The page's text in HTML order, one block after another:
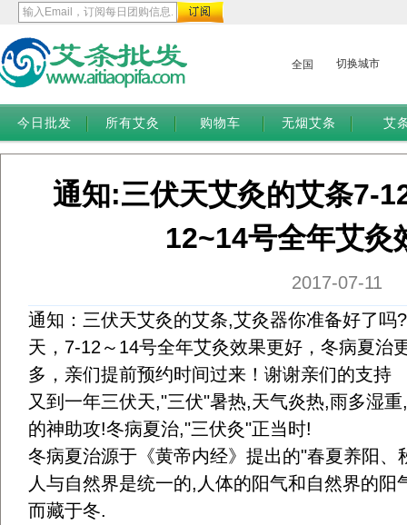
全国 切换城市
今日批发 所有艾灸 购物车 无烟艾条 艾
通知:三伏天艾灸的艾条7-
12~14号全年艾灸
2017-07-11
通知：三伏天艾灸的艾条,艾灸器你准备好了吗
天，7-12～14号全年艾灸效果更好，冬病夏治
多，亲们提前预约时间过来！谢谢亲们的支持
又到一年三伏天,"三伏"暑热,天气炎热,雨多湿
的神助攻!冬病夏治,"三伏灸"正当时!
冬病夏治源于《黄帝内经》提出的"春夏养阳
人与自然界是统一的,人体的阳气和自然界的
而藏于冬.